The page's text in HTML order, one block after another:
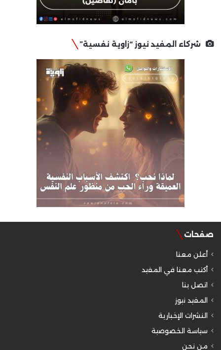
شركاء المفيد نيوز “زاوية نفسية”
صفحات
أعلن معنا
أكتب معنا في المفيد
اتصل بنا
المفيد نيوز
النشرات الإخبارية
سياسة الخصوصية
من نحن